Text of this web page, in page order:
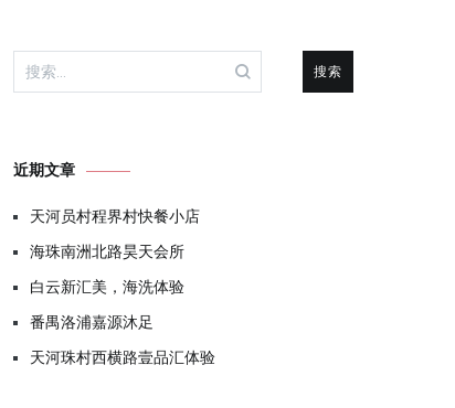
搜
索：
近期文章
天河员村程界村快餐小店
海珠南洲北路昊天会所
白云新汇美，海洗体验
番禺洛浦嘉源沐足
天河珠村西横路壹品汇体验